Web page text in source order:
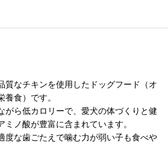
質なチキンを使用したドッグフード（オ
食）です。
がら低カロリーで、愛犬の体づくりと健
ノ酸が豊富に含まれています。
度な歯ごたえで噛む力が弱い子も食べや